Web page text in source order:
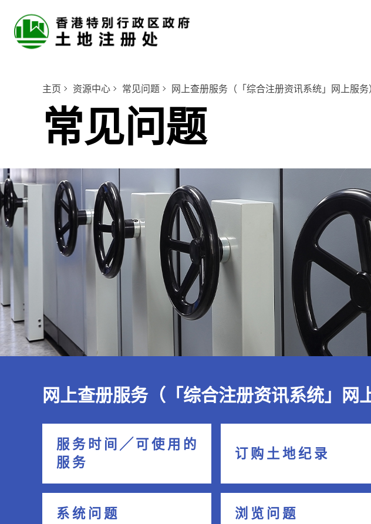
主页 资源中心 常见问题 网上查册服务（「综合注册资讯系统」网上服务
常见问题
网上查册服务（「综合注册资讯系统」网
服 务 时 间 ╱ 可 使 用 的
服 务
订 购 土 地 纪 录
系 统 问 题 浏 览 问 题